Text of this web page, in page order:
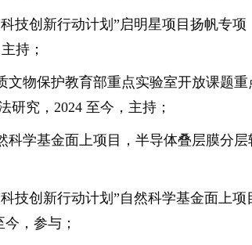
科技创新行动计划”启明星项目扬帆专项
持；
文物保护教育部重点实验室开放课题重
研究 ，2024 至今，主持；
科学基金面上项目 ， 半导体叠层膜分
科技创新行动计划”自然科学基金面上项
今，参与；